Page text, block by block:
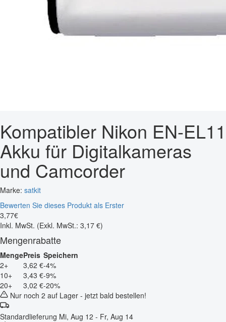
Kompatibler Nikon EN-EL11
Akku für Digitalkameras
und Camcorder
Marke: satkit
Bewerten Sie dieses Produkt als Erster
3,77€
Inkl. MwSt. (Exkl. MwSt.: 3,17 €)
Mengenrabatte
MengePreis Speichern
2+
3,62 €-4%
10+
3,43 €-9%
20+
3,02 €-20%
Nur noch 2 auf Lager - jetzt bald bestellen!
Standardlieferung Mi, Aug 12 - Fr, Aug 14